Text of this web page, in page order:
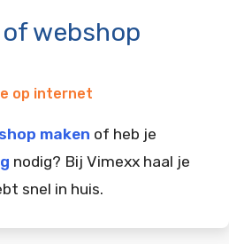
webshop
op internet
maken of heb je
nodig? Bij Vimexx haal je
snel in huis.